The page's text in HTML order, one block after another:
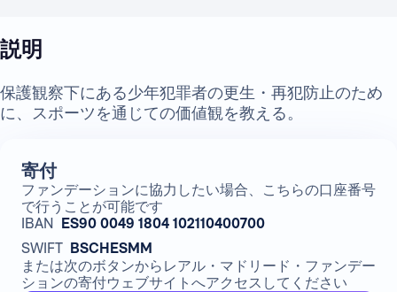
説明
保護観察下にある少年犯罪者の更生・再犯防止のため
に、スポーツを通じての価値観を教える。
寄付
ファンデーションに協力したい場合、こちらの口座番号
で行うことが可能です
IBAN ES90 0049 1804 102110400700
SWIFT BSCHESMM
または次のボタンからレアル・マドリード・ファンデー
ションの寄付ウェブサイトへアクセスしてください